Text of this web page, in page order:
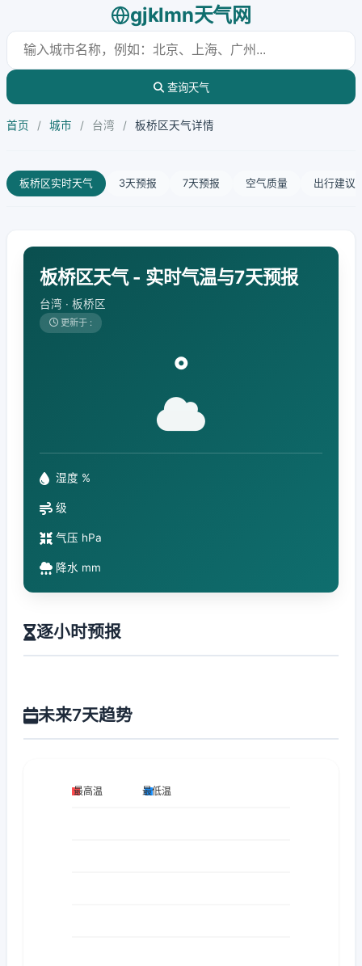
gjklmn天气网
查询天气
首页 / 城市 / 台湾 / 板桥区天气详情
板桥区实时天气 3天预报 7天预报 空气质量 出行建议
板桥区天气 - 实时气温与7天预报
台湾 · 板桥区
更新于 :
°
湿度 %
级
气压 hPa
降水 mm
逐小时预报
未来7天趋势